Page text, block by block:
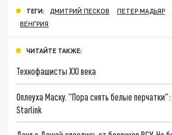
ТЕГИ: ДМИТРИЙ ПЕСКОВ ПЕТЕР МАДЬЯР
ВЕНГРИЯ
ЧИТАЙТЕ ТАКЖЕ:
Технофашисты XXI века
Оплеуха Маску. "Пора снять белые
Starlink